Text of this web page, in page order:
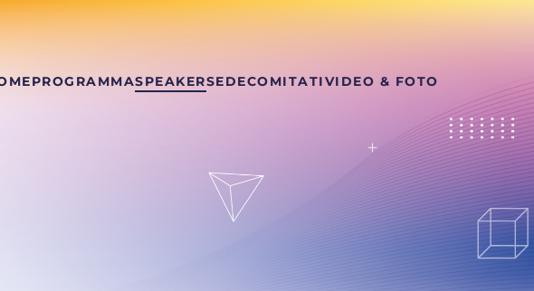
PROGRAMMASPEAKERSEDECOMITATIVIDEO & FOTO